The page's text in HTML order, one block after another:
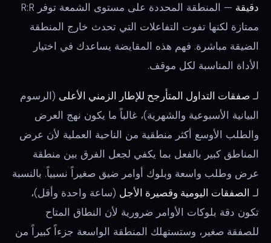
دقيقة
— المنطقة المحددة على مستوى الشمعة توفر R:R
ممتازة لكنها تفوت التفاعلات التي تحدث خارج المنطقة
الضيقة مباشرة. فهم هذه المقايضة يساعدك في اختيار
الأداة المناسبة لكل موقف.
لـصفقات التداول المتأرجح للإطار الزمني الأعلى (الرسوم
البيانية الأسبوعية والشهرية)، غالباً ما يكون نهج العرض
والطلب الأوسع أكثر منطقية من الناحية العملية لأن عرض
المناطق كبير بالفعل بما يكفي لجعل الفرق بين منطقة
عرض وطلب واسعة وبلوك أوامر ضيق صغيراً نسبياً. بالنسبة
لـ الصفقات اليومية وقصيرة الأجل (ساعة واحدة وأقل)،
تكون دقة بلوكات الأوامر ضرورية لأن النطاق المتاح
للصفقة صغير، وستستهلك المنطقة الواسعة جزءاً كبيراً من